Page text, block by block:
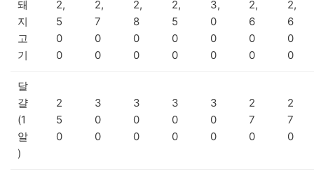
돼
지
고
기
2,
5
0
0
2,
7
0
0
2,
8
0
0
2,
5
0
0
3,
0
0
0
2,
6
0
0
2,
6
0
0
달
걀
(1
알
)
2
5
0
3
0
0
3
0
0
3
0
0
3
0
0
2
7
0
2
7
0